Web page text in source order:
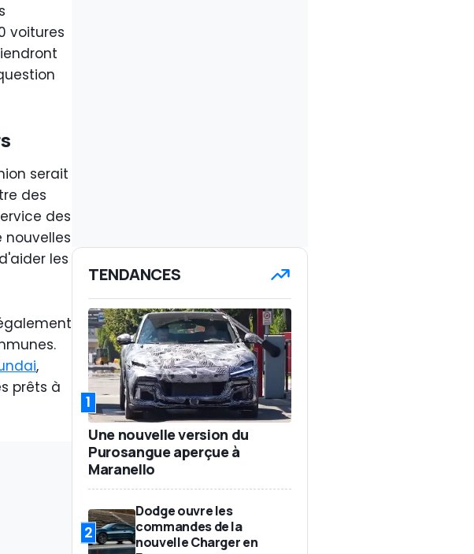
voitures
serait
des
des
nouvelles
les
,
prêts à
TENDANCES
1
Une nouvelle version du
Purosangue aperçue à
Maranello
2
Dodge ouvre les
commandes de la
nouvelle Charger en